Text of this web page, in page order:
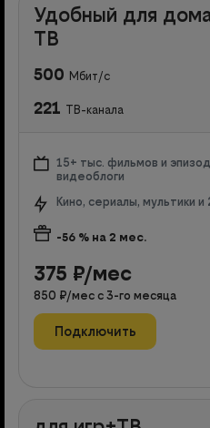
Удобный для
ТВ
500 Мбит/с
221 ТВ-канала
15+ тыс. фильмов и
видеоблоги
Кино, сериалы, мультики
-56 % на 2 мес.
375 ₽/мес
850 ₽/мес с 3-го месяца
Подключить